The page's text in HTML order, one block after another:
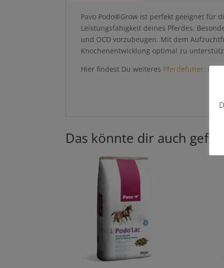
Pavo Podo®Grow ist perfekt geeignet für
Leistungsfähigkeit deines Pferdes.
und OCD vorzubeugen. Mit dem
Knochenentwicklung optimal zu
Hier findest Du weiteres Pferdefutter,
Das könnte dir auch